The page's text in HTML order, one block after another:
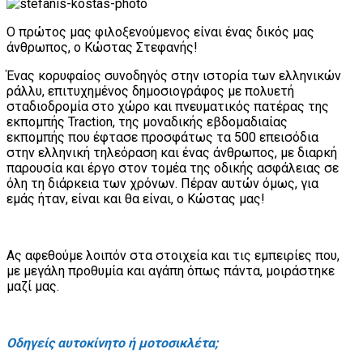
Ο πρώτος μας φιλοξενούμενος είναι ένας δικός μας
άνθρωπος, ο Κώστας Στεφανής!
Ένας κορυφαίος συνοδηγός στην ιστορία των ελληνικών
ράλλυ, επιτυχημένος δημοσιογράφος με πολυετή
σταδιοδρομία στο χώρο και πνευματικός πατέρας της
εκπομπής Traction, της μοναδικής εβδομαδιαίας
εκπομπής που έφτασε προσφάτως τα 500 επεισόδια
στην ελληνική τηλεόραση και ένας άνθρωπος, με διαρκή
παρουσία και έργο στον τομέα της οδικής ασφάλειας σε
όλη τη διάρκεια των χρόνων. Πέραν αυτών όμως, για
εμάς ήταν, είναι και θα είναι, ο Κώστας μας!
Ας αφεθούμε λοιπόν στα στοιχεία και τις εμπειρίες που,
με μεγάλη προθυμία και αγάπη όπως πάντα, μοιράστηκε
μαζί μας.
Οδηγείς αυτοκίνητο ή μοτοσικλέτα;